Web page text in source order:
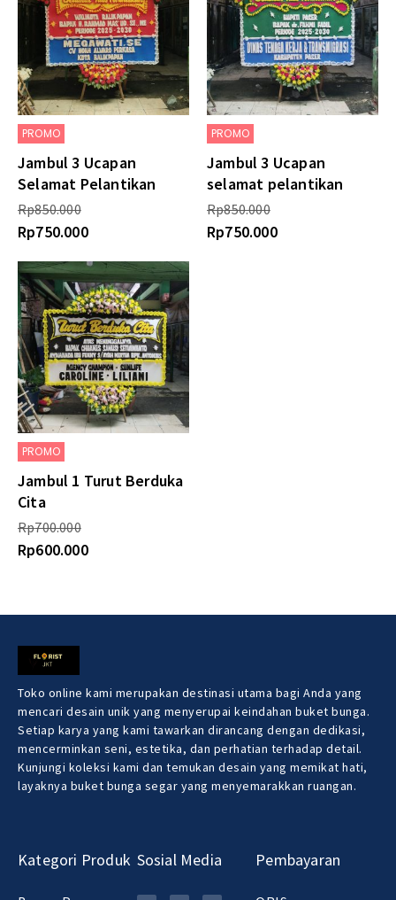
PROMO
Jambul 3 Ucapan
Selamat Pelantikan
Rp850.000
Rp750.000
PROMO
Jambul 3 Ucapan
selamat pelantikan
Rp850.000
Rp750.000
PROMO
Jambul 1 Turut Berduka
Cita
Rp700.000
Rp600.000
Toko online kami merupakan destinasi utama bagi Anda yang
mencari desain unik yang menyerupai keindahan buket bunga.
Setiap karya yang kami tawarkan dirancang dengan dedikasi,
mencerminkan seni, estetika, dan perhatian terhadap detail.
Kunjungi koleksi kami dan temukan desain yang memikat hati,
layaknya buket bunga segar yang menyemarakkan ruangan.
Kategori Produk Sosial Media Pembayaran